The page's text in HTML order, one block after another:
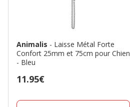
Animalis - Laisse Métal Forte
Confort 25mm et 75cm pour Chien
- Bleu
Prix
11.95€